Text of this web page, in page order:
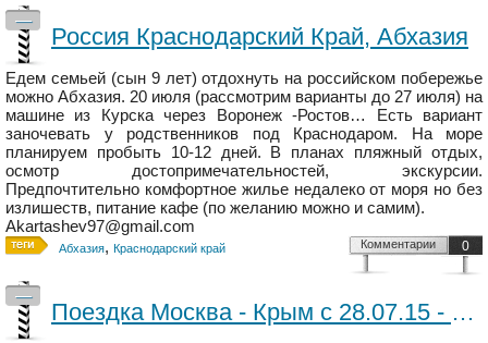
—
Россия Краснодарский Край, Абхазия
Едем семьей (сын 9 лет) отдохнуть на российском побережье
можно Абхазия. 20 июля (рассмотрим варианты до 27 июля) на
машине из Курска через Воронеж -Ростов… Есть вариант
заночевать у родственников под Краснодаром. На море
планируем пробыть 10-12 дней. В планах пляжный отдых,
осмотр достопримечательностей, экскурсии.
Предпочтительно комфортное жилье недалеко от моря но без
излишеств, питание кафе (по желанию можно и самим).
Akartashev97@gmail.com
Абхазия, Краснодарский край 0
Комментарии
—
Поездка Москва - Крым с 28.07.15 - 18.08.15